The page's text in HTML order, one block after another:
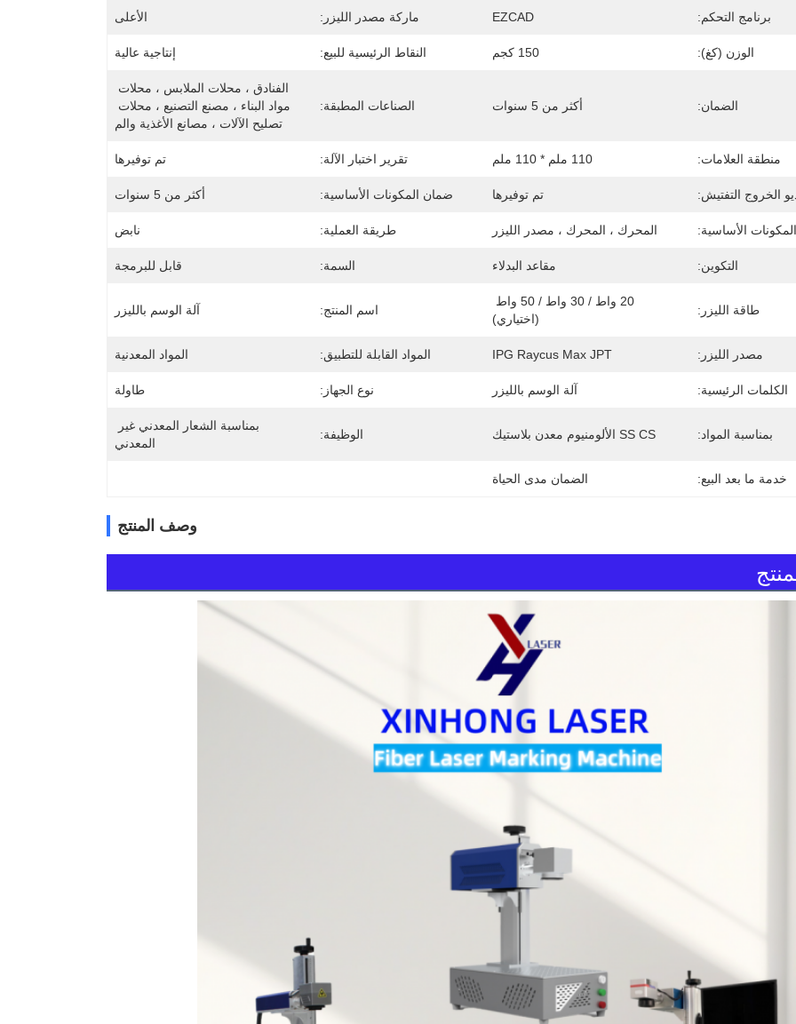
برنامج التحكم: EZCAD ماركة مصدر الليزر: الأعلى
الوزن (كغ): 150 كجم النقاط الرئيسية للبيع: إنتاجية عالية
الضمان: أكثر من 5 سنوات الصناعات المطبقة:
تصليح الآلات ، مصانع الأغذية والم
منطقة العلامات: 110 ملم * 110 ملم تقرير اختبار الآلة: تم توفيرها
الخروج التفتيش: تم توفيرها ضمان المكونات الأساسية: أكثر من 5 سنوات
المكونات الأساسية: المحرك ، المحرك ، مصدر الليزر طريقة العملية: نابض
التكوين: مقاعد البدلاء السمة: قابل للبرمجة
طاقة الليزر:
(اختياري)
اسم المنتج: آلة الوسم بالليزر
مصدر الليزر: IPG Raycus Max JPT المواد القابلة للتطبيق: المواد المعدنية
الكلمات الرئيسية: آلة الوسم بالليزر نوع الجهاز: طاولة
بمناسبة المواد: SS CS الألومنيوم معدن بلاستيك الوظيفة:
المعدني
خدمة ما بعد البيع: الضمان مدى الحياة
وصف المنتج